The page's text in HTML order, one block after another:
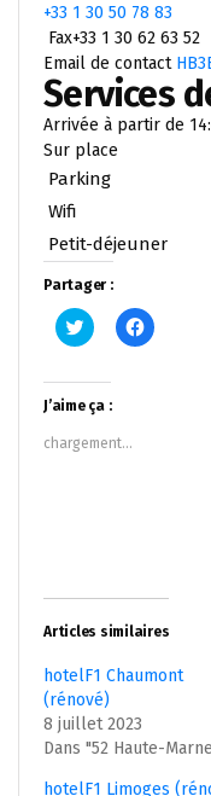
+33 1 30 50 78 83
Fax+33 1 30 62 63 52
Email de contact
Services
Arrivée à partir de
Sur place
Parking
Wifi
Petit-déjeuner
Partager :
Cliquez
pour
Twitter(ouvre
dans
une
nouvelle
fenêtre)
Cliquez
pour
J’aime ça :
chargement…
Articles similaires
hotelF1 Chaumont
(rénové)
8 juillet 2023
Dans "52 Haute-
hotelF1 Limoges